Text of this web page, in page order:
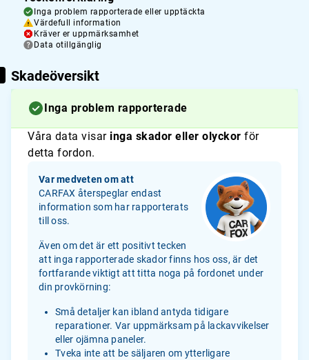
Inga problem rapporterade eller upptäckta
Värdefull information
Kräver er uppmärksamhet
Data otillgänglig
Skadeöversikt
Inga problem rapporterade
Våra data visar inga skador eller olyckor för
detta fordon.
Var medveten om att
CARFAX återspeglar endast
information som har rapporterats
till oss.
Även om det är ett positivt tecken
att inga rapporterade skador finns hos oss, är det
fortfarande viktigt att titta noga på fordonet under
din provkörning:
Små detaljer kan ibland antyda tidigare
reparationer. Var uppmärksam på lackavvikelser
eller ojämna paneler.
Tveka inte att be säljaren om ytterligare